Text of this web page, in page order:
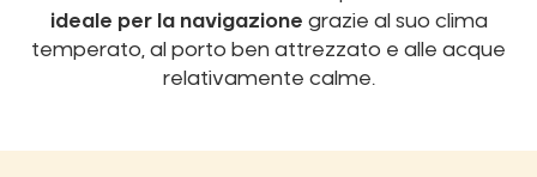
ideale per la navigazione grazie al suo clima
temperato, al porto ben attrezzato e alle acque
relativamente calme.